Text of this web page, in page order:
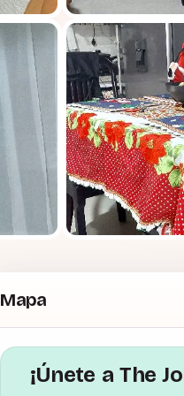
Mapa
¡Únete a The